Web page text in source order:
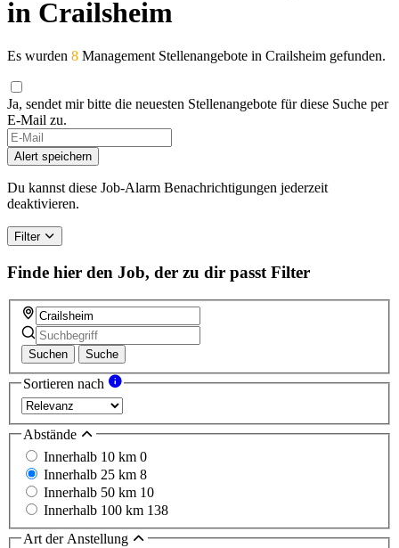
in Crailsheim
Es wurden 8 Management Stellenangebote in Crailsheim gefunden.
Ja, sendet mir bitte die neuesten Stellenangebote für diese Suche per
E-Mail zu.
If
you
are
a
human,
this
field
Alert speichern
Du kannst diese Job-Alarm Benachrichtigungen jederzeit
deaktivieren.
Filter
Finde hier den Job, der zu dir passt Filter
Suchen Suche
Sortieren nach
Abstände
Innerhalb 10 km 0
Innerhalb 25 km 8
Innerhalb 50 km 10
Innerhalb 100 km 138
Art der Anstellung